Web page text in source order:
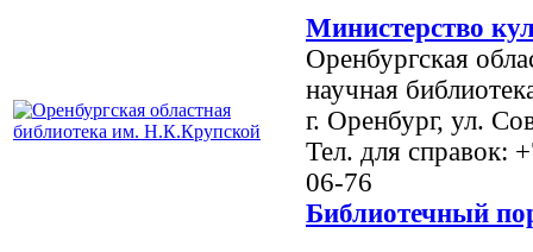
Министерство
Оренбургская
научная
г. Оренбург, ул.
Тел. для справок:
06-76
Библиотечный